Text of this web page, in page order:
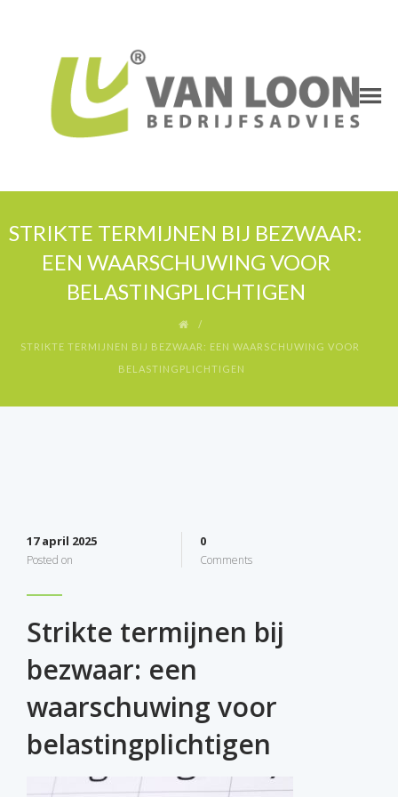
STRIKTE TERMIJNEN BIJ BEZWAAR:
EEN WAARSCHUWING VOOR
BELASTINGPLICHTIGEN
STRIKTE TERMIJNEN BIJ BEZWAAR: EEN WAARSCHUWING VOOR
BELASTINGPLICHTIGEN
17 april 2025
Posted on
0
Comments
Strikte termijnen bij
bezwaar: een
waarschuwing voor
belastingplichtigen